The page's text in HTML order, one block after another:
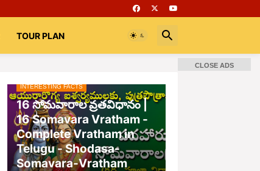
TOUR PLAN
INTERESTING FACTS
16 సోమవారాల వ్రతవిధానం |
16 Somavara Vratham -
Complete Vratham in
Telugu - Shodasa-
Somavara-Vratham
CLOSE ADS